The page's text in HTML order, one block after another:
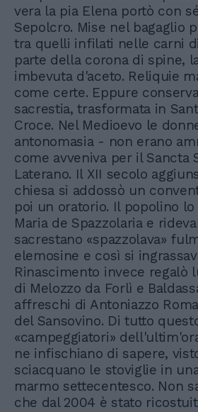
vera la pia Elena portò con
Sepolcro. Mise nel bagaglio
tra quelli infilati nelle carni
parte della corona di spine,
imbevuta d'aceto. Reliquie
come certe. Eppure
sacrestia, trasformata in
Croce. Nel Medioevo le
antonomasia - non erano
come avveniva per il Sancta
Laterano. Il XII secolo
chiesa si addossò un
poi un oratorio. Il popolino lo
Maria de Spazzolaria e
sacrestano «spazzolava»
elemosine e così si
Rinascimento invece regalò
di Melozzo da Forlì e
affreschi di Antoniazzo
del Sansovino. Di tutto
«campeggiatori»
ne infischiano di sapere,
sciacquano le stoviglie in
marmo settecentesco. Non
che dal 2004 è stato